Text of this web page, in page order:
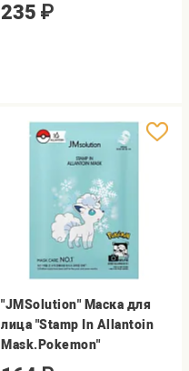
235 ₽
"JMSolution" Маска для
лица "Stamp In Allantoin
Mask.Pokemon"